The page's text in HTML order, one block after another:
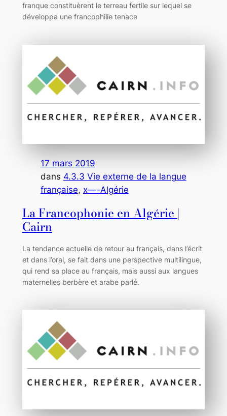
franque constituèrent le terreau fertile sur lequel se
développa une francophilie tenace
17 mars 2019
dans 4.3.3 Vie externe de la langue
française, x—-Algérie
La Francophonie en Algérie |
Cairn
La tendance actuelle de retour au français, dans l’écrit
et dans l’oral, se fait dans une perspective multilingue,
qui rend sa place au français, mais aussi aux langues
maternelles berbère et arabe parlé.